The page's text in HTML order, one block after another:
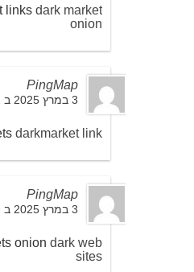
links dark market
onion
PingMap
3 במרץ 2025 ב 5:41
darkmarket link
PingMap
3 במרץ 2025 ב 7:19
onion dark web
sites